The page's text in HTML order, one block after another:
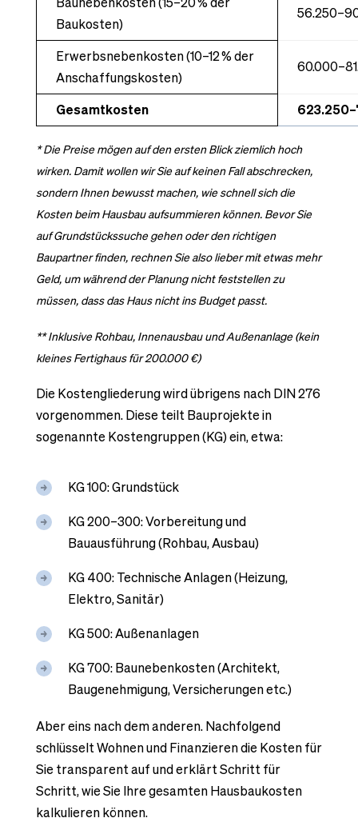
Baukosten)
Erwerbsnebenkosten (10–12 % der
Anschaffungskosten)
Gesamtkosten
* Die Preise mögen auf den ersten Blick ziemlich hoch
wirken. Damit wollen wir Sie auf keinen Fall abschrecken,
sondern Ihnen bewusst machen, wie schnell sich die
Kosten beim Hausbau aufsummieren können. Bevor Sie
auf Grundstückssuche gehen oder den richtigen
Baupartner finden, rechnen Sie also lieber mit etwas mehr
Geld, um während der Planung nicht feststellen zu
müssen, dass das Haus nicht ins Budget passt.
** Inklusive Rohbau, Innenausbau und Außenanlage (kein
kleines Fertighaus für 200.000 €)
Die Kostengliederung wird übrigens nach DIN 276
vorgenommen. Diese teilt Bauprojekte in
sogenannte Kostengruppen (KG) ein, etwa:
KG 100: Grundstück
KG 200–300: Vorbereitung und
Bauausführung (Rohbau, Ausbau)
KG 400: Technische Anlagen (Heizung,
Elektro, Sanitär)
KG 500: Außenanlagen
KG 700: Baunebenkosten (Architekt,
Baugenehmigung, Versicherungen etc.)
Aber eins nach dem anderen. Nachfolgend
schlüsselt Wohnen und Finanzieren die Kosten für
Sie transparent auf und erklärt Schritt für
Schritt, wie Sie Ihre gesamten Hausbaukosten
kalkulieren können.